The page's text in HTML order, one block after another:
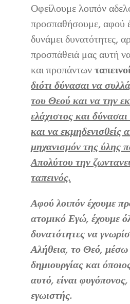
Οφείλουμε λοιπόν
προσπαθήσουμε, αφού
δυνάμει δυνατότητες,
προσπάθειά μας αυτή
και προπάντων
διότι δύνασαι να
του Θεού και να την
ελάχιστος και
και να εκμηδενισθείς
μηχανισμόν της ύλης
Απολύτου την
ταπεινός.
Αφού λοιπόν έχουμε
ατομικό Εγώ, έχουμε
δυνατότητες να
Αλήθεια, το Θεό,
δημιουργίας και
αυτό, είναι
εγωιστής.